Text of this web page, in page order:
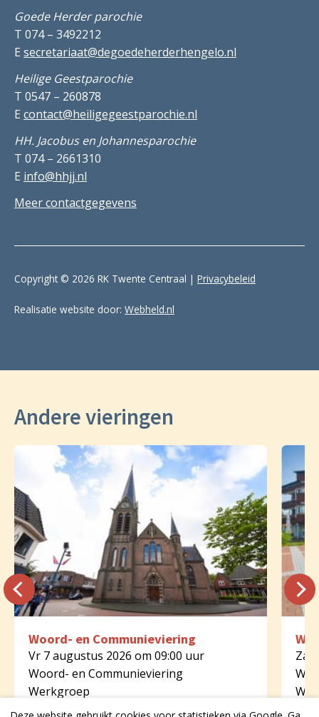
Goede Herder parochie
T 074 – 3492212
E secretariaat@degoedeherderhengelo.nl
Heilige Geestparochie
T 0547 – 260878
E contact@heiligegeestparochie.nl
HH. Jacobus en Johannesparochie
T 074 – 2661310
E info@hhjj.nl
Meer contactgegevens
Copyright © 2026 RK Twente Centraal | Privacybeleid
Realisatie website door: Webheld.nl
Andere vieringen
Woord- en Communieviering
Vr 7 augustus 2026 om 09:00 uur
Woord- en Communieviering
Werkgroep
St. Stephanus Borne
Za